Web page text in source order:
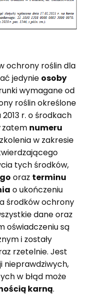
ochrony roślin dla
jedynie osoby
wymagane od
roślin określone
r. o środkach
zatem numeru
w zakresie
tych środków,
oraz terminu
o ukończeniu
środków ochrony
dane oraz
oświadczeniu są
i zostały
rzetelnie. Jest
nieprawdziwych,
w błąd może
karną.